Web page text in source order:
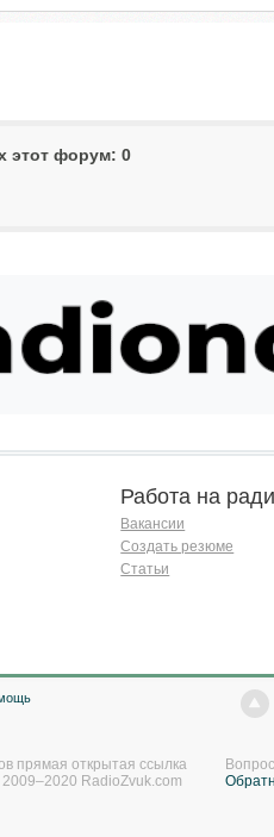
этот форум: 0
Работа на
Вакансии
Создать резюме
Статьи
прямая открытая ссылка
RadioZvuk.com